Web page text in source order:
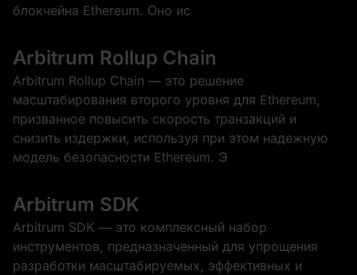
блокчейна Ethereum. Оно ис
Arbitrum Rollup Chain
Arbitrum Rollup Chain — это решение
масштабирования второго уровня для Ethereum,
призванное повысить скорость транзакций и
снизить издержки, используя при этом надежную
модель безопасности Ethereum. Э
Arbitrum SDK
Arbitrum SDK — это комплексный набор
инструментов, предназначенный для упрощения
разработки масштабируемых, эффективных и